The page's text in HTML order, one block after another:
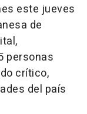
este jueves
de
personas
crítico,
del país